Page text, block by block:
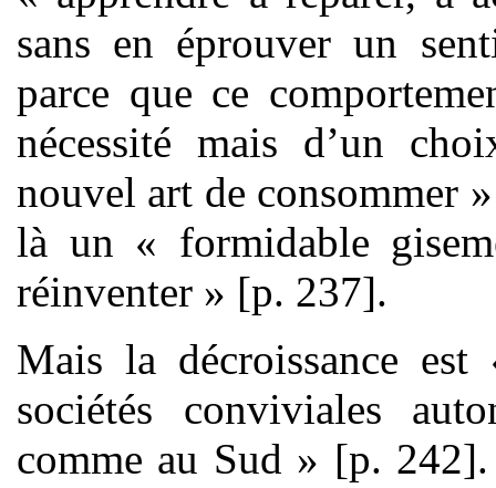
sans en éprouver un
parce que ce
nécessité mais d’un
nouvel art de consommer
là un « formidable
réinventer » [p. 237].
Mais la décroissance
sociétés conviviales
comme au Sud » [p. 242].